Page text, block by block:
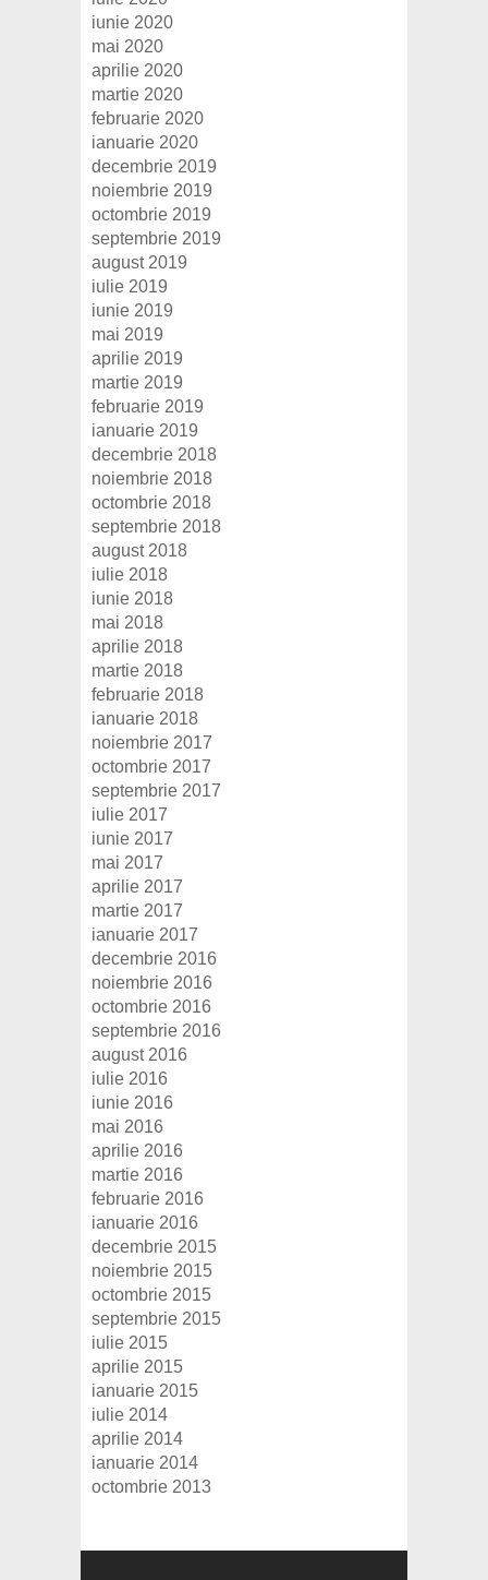
iunie 2020
mai 2020
aprilie 2020
martie 2020
februarie 2020
ianuarie 2020
decembrie 2019
noiembrie 2019
octombrie 2019
septembrie 2019
august 2019
iulie 2019
iunie 2019
mai 2019
aprilie 2019
martie 2019
februarie 2019
ianuarie 2019
decembrie 2018
noiembrie 2018
octombrie 2018
septembrie 2018
august 2018
iulie 2018
iunie 2018
mai 2018
aprilie 2018
martie 2018
februarie 2018
ianuarie 2018
noiembrie 2017
octombrie 2017
septembrie 2017
iulie 2017
iunie 2017
mai 2017
aprilie 2017
martie 2017
ianuarie 2017
decembrie 2016
noiembrie 2016
octombrie 2016
septembrie 2016
august 2016
iulie 2016
iunie 2016
mai 2016
aprilie 2016
martie 2016
februarie 2016
ianuarie 2016
decembrie 2015
noiembrie 2015
octombrie 2015
septembrie 2015
iulie 2015
aprilie 2015
ianuarie 2015
iulie 2014
aprilie 2014
ianuarie 2014
octombrie 2013